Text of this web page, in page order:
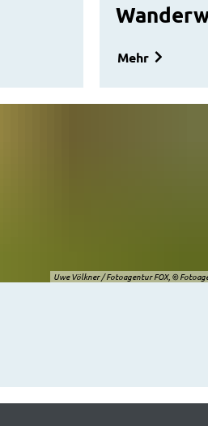
Mehr
Uwe Völkner / Fotoagentur FOX, ©